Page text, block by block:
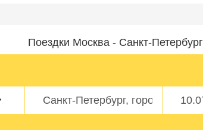
Поездки Москва - Санкт-Петербург